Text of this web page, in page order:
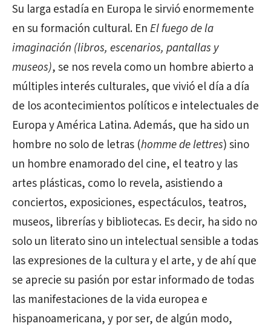
Su larga estadía en Europa le sirvió enormemente
en su formación cultural. EnEl fuego de la
imaginación (libros, escenarios, pantallas y
museos), se nos revela como un hombre abierto a
múltiples interés culturales, que vivió el día a día
de los acontecimientos políticos e intelectuales de
Europa y América Latina. Además, que ha sido un
hombre no solo de letras (homme de lettres) sino
un hombre enamorado del cine, el teatro y las
artes plásticas, como lo revela, asistiendo a
conciertos, exposiciones, espectáculos, teatros,
museos, librerías y bibliotecas. Es decir, ha sido no
solo un literato sino un intelectual sensible a todas
las expresiones de la cultura y el arte, y de ahí que
se aprecie su pasión por estar informado de todas
las manifestaciones de la vida europea e
hispanoamericana, y por ser, de algún modo,